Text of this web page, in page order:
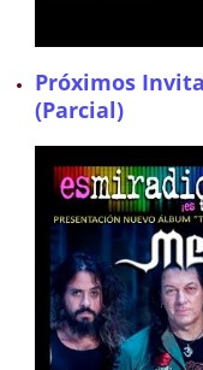
Próximos
(Parcial)